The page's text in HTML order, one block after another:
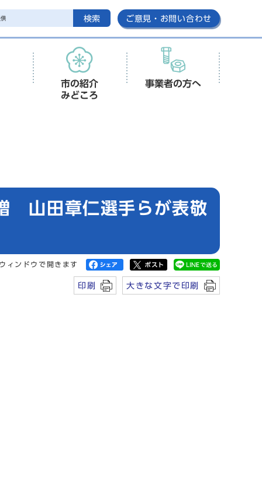
検索 ご意見・お問い合わせ
市の紹介
みどころ
事業者の方へ
山田章仁選手らが表敬
ィンドウで開きます
印刷 大きな文字で印刷